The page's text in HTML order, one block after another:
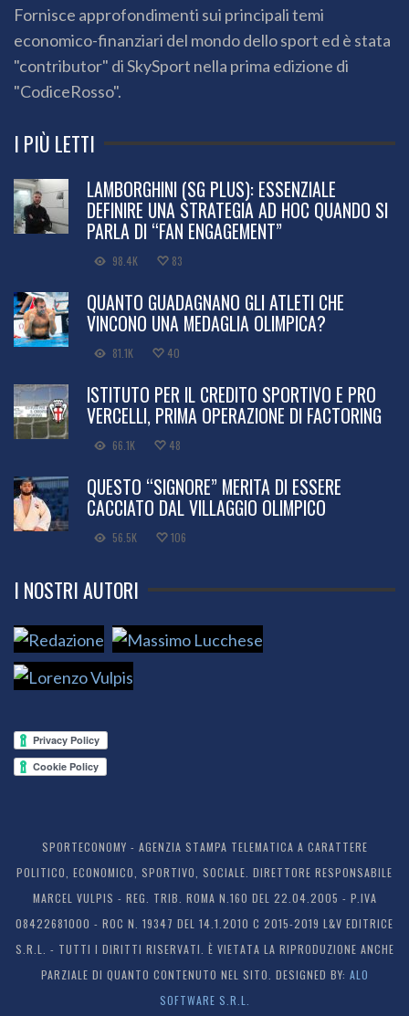
Fornisce approfondimenti sui principali temi
economico-finanziari del mondo dello sport ed è stata
"contributor" di SkySport nella prima edizione di
"CodiceRosso".
I PIÙ LETTI
LAMBORGHINI (SG PLUS): ESSENZIALE
DEFINIRE UNA STRATEGIA AD HOC QUANDO SI
PARLA DI “FAN ENGAGEMENT”
98.4K 83
QUANTO GUADAGNANO GLI ATLETI CHE
VINCONO UNA MEDAGLIA OLIMPICA?
81.1K 40
ISTITUTO PER IL CREDITO SPORTIVO E PRO
VERCELLI, PRIMA OPERAZIONE DI FACTORING
66.1K 48
QUESTO “SIGNORE” MERITA DI ESSERE
CACCIATO DAL VILLAGGIO OLIMPICO
56.5K 106
I NOSTRI AUTORI
SPORTECONOMY - AGENZIA STAMPA TELEMATICA A CARATTERE
POLITICO, ECONOMICO, SPORTIVO, SOCIALE. DIRETTORE RESPONSABILE
MARCEL VULPIS - REG. TRIB. ROMA N.160 DEL 22.04.2005 - P.IVA
08422681000 - ROC N. 19347 DEL 14.1.2010 C 2015-2019 L&V EDITRICE
S.R.L. - TUTTI I DIRITTI RISERVATI. È VIETATA LA RIPRODUZIONE ANCHE
PARZIALE DI QUANTO CONTENUTO NEL SITO. DESIGNED BY: ALO
SOFTWARE S.R.L.